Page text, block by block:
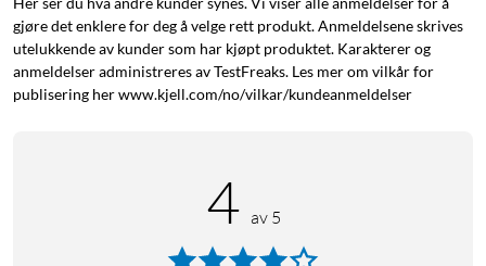
gjøre det enklere for deg å velge rett produkt. Anmeldelsene skrives
utelukkende av kunder som har kjøpt produktet. Karakterer og
anmeldelser administreres av TestFreaks. Les mer om vilkår for
publisering her www.kjell.com/no/vilkar/kundeanmeldelser
4 av 5